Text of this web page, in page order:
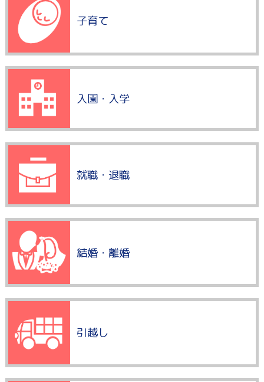
子育て
入園・入学
就職・退職
結婚・離婚
引越し